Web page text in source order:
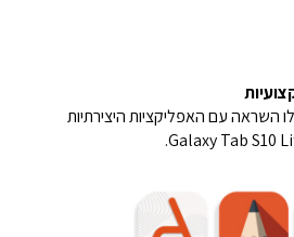
השראה עם האפליקציות היצירתיות
Galaxy Tab S10